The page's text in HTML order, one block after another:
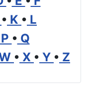
• K • L
P • Q
• X • Y • Z